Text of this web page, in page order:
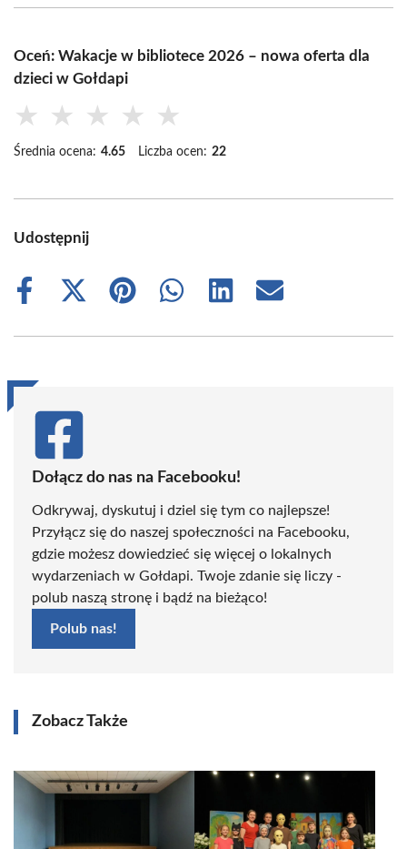
Oceń: Wakacje w bibliotece 2026 – nowa oferta dla
dzieci w Gołdapi
★ ★ ★ ★ ★
Średnia ocena: 4.65 Liczba ocen: 22
Udostępnij
Share
Share
(Twitter)
Share
Share
Share
Share
Dołącz do nas na Facebooku!
Odkrywaj, dyskutuj i dziel się tym co najlepsze!
Przyłącz się do naszej społeczności na Facebooku,
gdzie możesz dowiedzieć się więcej o lokalnych
wydarzeniach w Gołdapi. Twoje zdanie się liczy -
polub naszą stronę i bądź na bieżąco!
Polub nas!
Zobacz Także